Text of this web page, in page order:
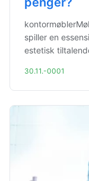
spiller en
estetisk
30.11.-0001